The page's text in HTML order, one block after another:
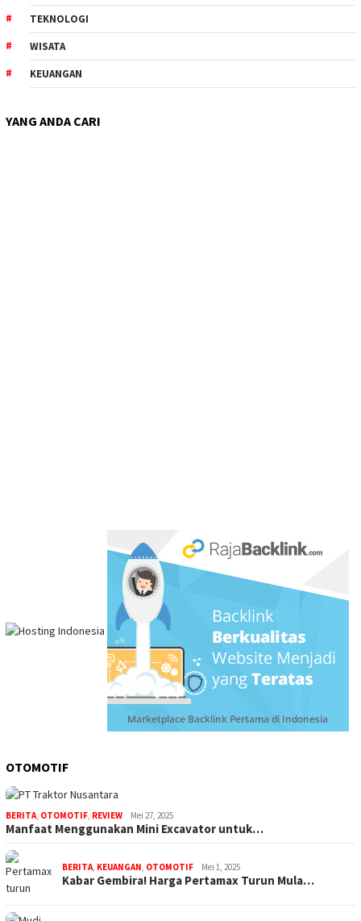
TEKNOLOGI
WISATA
KEUANGAN
YANG ANDA CARI
OTOMOTIF
BERITA, OTOMOTIF, REVIEW Mei 27, 2025
Manfaat Menggunakan Mini Excavator untuk…
BERITA, KEUANGAN, OTOMOTIF Mei 1, 2025
Kabar Gembira! Harga Pertamax Turun Mula…